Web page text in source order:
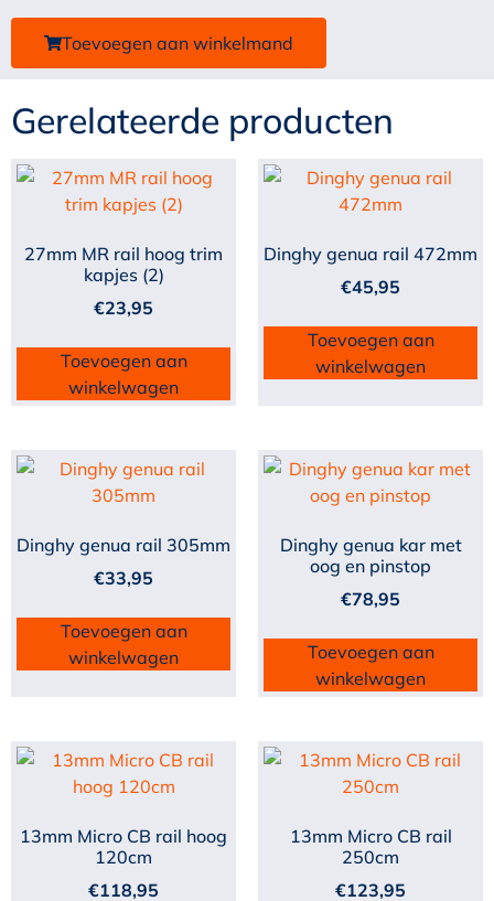
Toevoegen aan winkelmand
Gerelateerde producten
27mm MR rail hoog trim
kapjes (2)
€23,95
Toevoegen aan
winkelwagen
Dinghy genua rail 472mm
€45,95
Toevoegen aan
winkelwagen
Dinghy genua rail 305mm
€33,95
Toevoegen aan
winkelwagen
Dinghy genua kar met
oog en pinstop
€78,95
Toevoegen aan
winkelwagen
13mm Micro CB rail hoog
120cm
€118,95
13mm Micro CB rail
250cm
€123,95